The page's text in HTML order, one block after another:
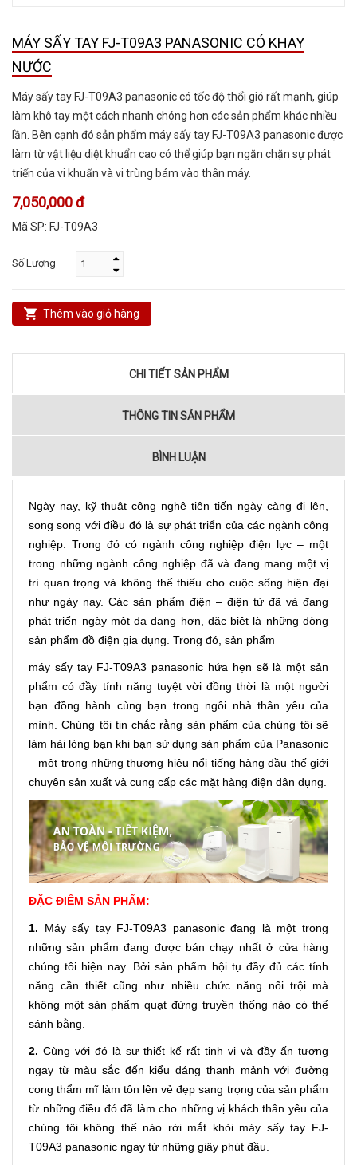
MÁY SẤY TAY FJ-T09A3 PANASONIC CÓ KHAY
NƯỚC
Máy sấy tay FJ-T09A3 panasonic có tốc độ thổi gió rất mạnh, giúp
làm khô tay một cách nhanh chóng hơn các sản phẩm khác nhiều
lần. Bên cạnh đó sản phẩm máy sấy tay FJ-T09A3 panasonic được
làm từ vật liệu diệt khuẩn cao có thể giúp bạn ngăn chặn sự phát
triển của vi khuẩn và vi trùng bám vào thân máy.
7,050,000 đ
Mã SP: FJ-T09A3
Số Lượng
Thêm vào giỏ hàng
CHI TIẾT SẢN PHẨM
THÔNG TIN SẢN PHẨM
BÌNH LUẬN
Ngày nay, kỹ thuật công nghệ tiên tiến ngày càng đi lên,
song song với điều đó là sự phát triển của các ngành công
nghiệp. Trong đó có ngành công nghiệp điện lực – một
trong những ngành công nghiệp đã và đang mang một vị
trí quan trọng và không thể thiếu cho cuộc sống hiện đại
như ngày nay. Các sản phẩm điện – điện tử đã và đang
phát triển ngày một đa dạng hơn, đặc biệt là những dòng
sản phẩm đồ điện gia dụng. Trong đó, sản phẩm
máy sấy tay FJ-T09A3 panasonic hứa hẹn sẽ là một sản
phẩm có đầy tính năng tuyệt vời đồng thời là một người
bạn đồng hành cùng bạn trong ngôi nhà thân yêu của
mình. Chúng tôi tin chắc rằng sản phẩm của chúng tôi sẽ
làm hài lòng bạn khi bạn sử dụng sản phẩm của Panasonic
– một trong những thương hiệu nổi tiếng hàng đầu thế giới
chuyên sản xuất và cung cấp các mặt hàng điện dân dụng.
ĐẶC ĐIỂM SẢN PHẨM:
1. Máy sấy tay FJ-T09A3 panasonic đang là một trong
những sản phẩm đang được bán chạy nhất ở cửa hàng
chúng tôi hiện nay. Bởi sản phẩm hội tụ đầy đủ các tính
năng cần thiết cũng như nhiều chức năng nổi trội mà
không một sản phẩm quạt đứng truyền thống nào có thể
sánh bằng.
2. Cùng với đó là sự thiết kế rất tinh vi và đầy ấn tượng
ngay từ màu sắc đến kiểu dáng thanh mảnh với đường
cong thẩm mĩ làm tôn lên vẻ đẹp sang trọng của sản phẩm
từ những điều đó đã làm cho những vị khách thân yêu của
chúng tôi không thể nào rời mắt khỏi máy sấy tay FJ-
T09A3 panasonic ngay từ những giây phút đầu.